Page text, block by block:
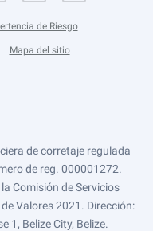
de Riesgo
Mapa del sitio
de corretaje regulada
de reg. 000001272.
Comisión de Servicios
Valores 2021. Dirección:
1, Belize City, Belize.